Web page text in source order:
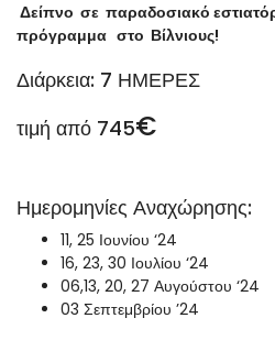
Δείπνο σε παραδοσιακό
πρόγραμμα στο Βίλνιους!
Διάρκεια: 7 ΗΜΕΡΕΣ
τιμή από 745€
Ημερομηνίες Αναχώρησης:
11, 25 Ιουνίου ‘24
16, 23, 30 Ιουλίου ‘24
06,13, 20, 27 Αυγούστου ‘24
03 Σεπτεμβρίου ’24